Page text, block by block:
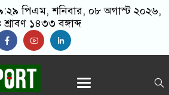
পিএম, শনিবার, ০৮ অগাস্ট ২০২৬,
১৪৩৩ বঙ্গাব্দ